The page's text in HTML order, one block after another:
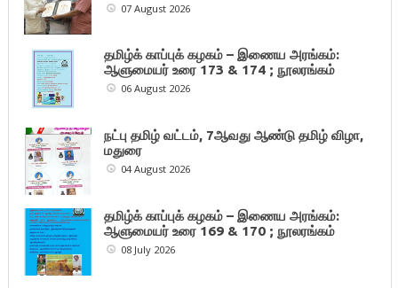
07 August 2026
தமிழ்க் காப்புக் கழகம் – இணைய அரங்கம்:
ஆளுமையர் உரை 173 & 174 ; நூலரங்கம்
06 August 2026
நட்பு தமிழ் வட்டம், 7ஆவது ஆண்டு தமிழ் விழா,
மதுரை
04 August 2026
தமிழ்க் காப்புக் கழகம் – இணைய அரங்கம்:
ஆளுமையர் உரை 169 & 170 ; நூலரங்கம்
08 July 2026